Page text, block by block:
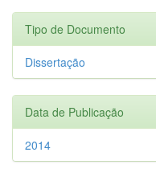
Tipo de Documento
Dissertação
Data de Publicação
2014